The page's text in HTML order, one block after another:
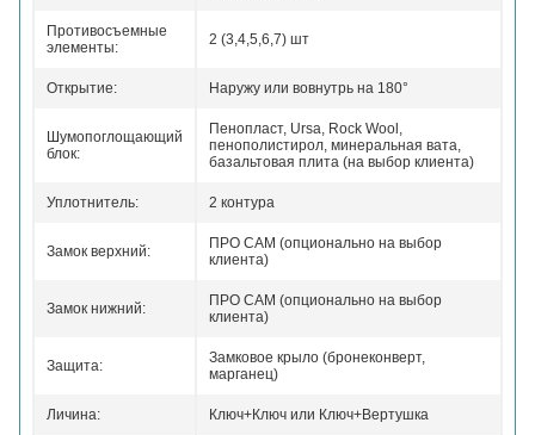
Противосъемные
элементы:
2 (3,4,5,6,7) шт
Открытие: Наружу или вовнутрь на 180°
Шумопоглощающий
блок:
Пенопласт, Ursa, Rock Wool,
пенополистирол, минеральная вата,
базальтовая плита (на выбор клиента)
Уплотнитель: 2 контура
Замок верхний:
ПРО САМ (опционально на выбор
клиента)
Замок нижний:
ПРО САМ (опционально на выбор
клиента)
Защита:
Замковое крыло (бронеконверт,
марганец)
Личина: Ключ+Ключ или Ключ+Вертушка